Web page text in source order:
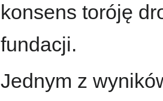
konsens toróję
fundacji.
Jednym z